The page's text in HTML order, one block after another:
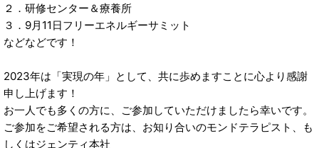
２．研修センター＆療養所
３．9月11日フリーエネルギーサミット
などなどです！
2023年は「実現の年」として、共に歩めますことに心より感謝
申し上げます！
お一人でも多くの方に、ご参加していただけましたら幸いです。
ご参加をご希望される方は、お知り合いのモンドテラピスト、も
しくはジェンティ本社